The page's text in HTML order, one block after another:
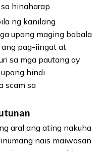
hinaharap.
ng kanilang
upang maging babala
pag-iingat at
sa mga pautang ay
hindi
scam sa
aral ang ating nakuha
nais maiwasan